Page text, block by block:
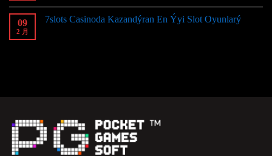
09
2 月
7slots Casinoda Kazandýran En Ýyi Slot Oyunlarý